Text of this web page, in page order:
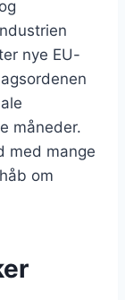
nye EU-
måneder.
med mange
om